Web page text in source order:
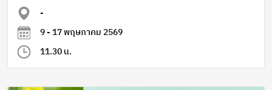
-
9 - 17 พฤษภาคม 2569
11.30 น.